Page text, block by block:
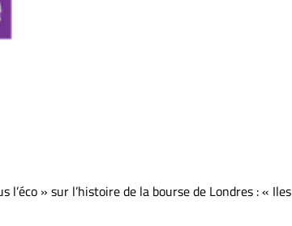
» sur l’histoire de la bourse de Londres : « Iles